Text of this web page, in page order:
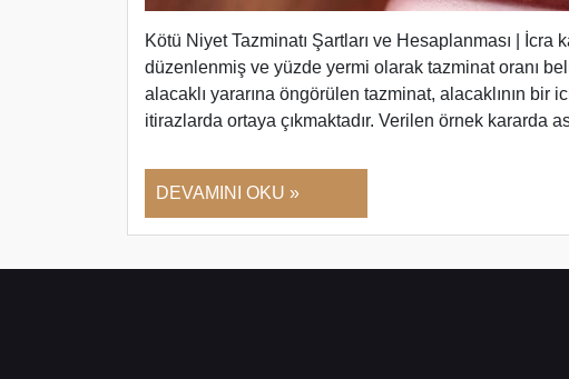
Kötü Niyet Tazminatı Şartları ve Hesaplanması |
düzenlenmiş ve yüzde yermi olarak tazminat oranı
alacaklı yararına öngörülen tazminat, alacaklının bir
itirazlarda ortaya çıkmaktadır. Verilen örnek kararda
DEVAMINI OKU »